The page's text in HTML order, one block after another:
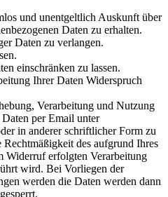
und unentgeltlich Auskunft über
Daten zu erhalten.
Daten zu verlangen.
einschränken zu lassen.
Ihrer Daten Widerspruch
Verarbeitung und Nutzung
per Email unter
in anderer schriftlicher Form zu
des aufgrund Ihres
Widerruf erfolgten Verarbeitung
wird. Bei Vorliegen der
werden die Daten werden dann